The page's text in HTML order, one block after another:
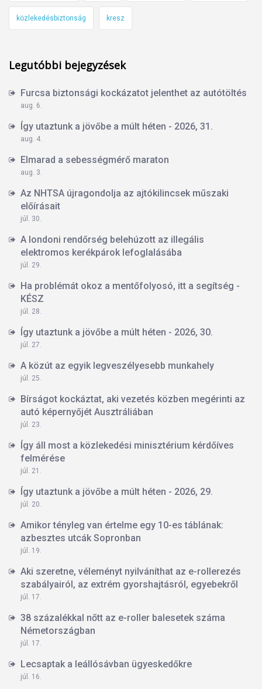
közlekedésbiztonság kresz
Legutóbbi bejegyzések
Furcsa biztonsági kockázatot jelenthet az autótöltés
aug. 6.
Így utaztunk a jövőbe a múlt héten - 2026, 31.
aug. 4.
Elmarad a sebességmérő maraton
aug. 3.
Az NHTSA újragondolja az ajtókilincsek műszaki
előírásait
júl. 30.
A londoni rendőrség belehúzott az illegális
elektromos kerékpárok lefoglalásába
júl. 29.
Ha problémát okoz a mentőfolyosó, itt a segítség -
KÉSZ
júl. 28.
Így utaztunk a jövőbe a múlt héten - 2026, 30.
júl. 27.
A közút az egyik legveszélyesebb munkahely
júl. 25.
Bírságot kockáztat, aki vezetés közben megérinti az
autó képernyőjét Ausztráliában
júl. 23.
Így áll most a közlekedési minisztérium kérdőíves
felmérése
júl. 21.
Így utaztunk a jövőbe a múlt héten - 2026, 29.
júl. 20.
Amikor tényleg van értelme egy 10-es táblának:
azbesztes utcák Sopronban
júl. 19.
Aki szeretne, véleményt nyilváníthat az e-rollerezés
szabályairól, az extrém gyorshajtásról, egyebekről
júl. 17.
38 százalékkal nőtt az e-roller balesetek száma
Németországban
júl. 17.
Lecsaptak a leállósávban ügyeskedőkre
júl. 16.